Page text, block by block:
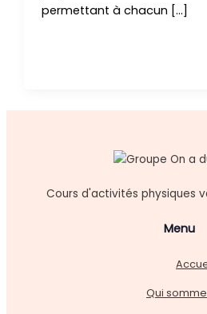
permettant à chacun […]
Cours d'activités physiques
Menu
Qui